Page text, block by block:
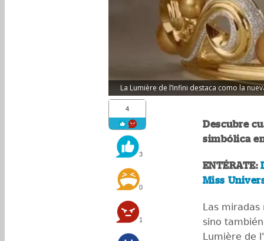
La Lumière de l’Infini destaca como la
4
3
0
1
Descubre
simbólica
ENTÉRATE:
Miss
Las miradas
sino
Lumière de